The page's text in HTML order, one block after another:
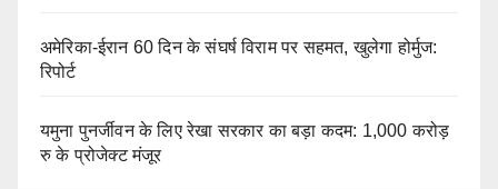
अमेरिका-ईरान 60 दिन के संघर्ष विराम पर सहमत, खुलेगा होर्मुज:
रिपोर्ट
यमुना पुनर्जीवन के लिए रेखा सरकार का बड़ा कदम: 1,000 करोड़
रु के प्रोजेक्ट मंजूर